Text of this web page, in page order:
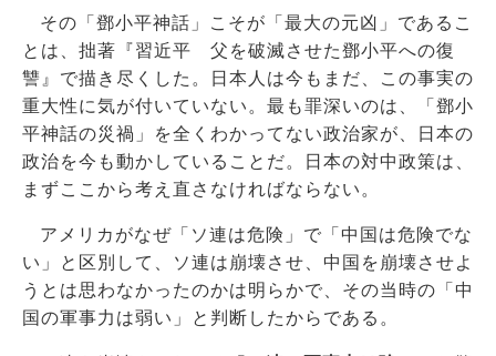
その「鄧小平神話」こそが「最大の元凶」であるこ
とは、拙著『習近平 父を破滅させた鄧小平への復
讐』で描き尽くした。日本人は今もまだ、この事実の
重大性に気が付いていない。最も罪深いのは、「鄧小
平神話の災禍」を全くわかってない政治家が、日本の
政治を今も動かしていることだ。日本の対中政策は、
まずここから考え直さなければならない。
アメリカがなぜ「ソ連は危険」で「中国は危険でな
い」と区別して、ソ連は崩壊させ、中国を崩壊させよ
うとは思わなかったのかは明らかで、その当時の「中
国の軍事力は弱い」と判断したからである。